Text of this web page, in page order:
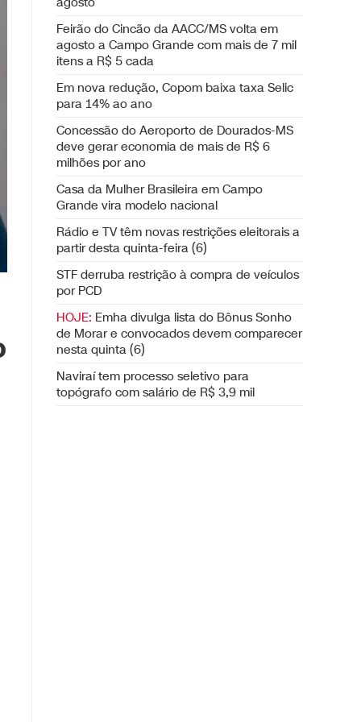
Feirão do Cincão da AACC/MS volta em
agosto a Campo Grande com mais de 7 mil
itens a R$ 5 cada
Em nova redução, Copom baixa taxa Selic
para 14% ao ano
Concessão do Aeroporto de Dourados-MS
deve gerar economia de mais de R$ 6
milhões por ano
Casa da Mulher Brasileira em Campo
Grande vira modelo nacional
Rádio e TV têm novas restrições eleitorais a
partir desta quinta-feira (6)
STF derruba restrição à compra de veículos
por PCD
HOJE: Emha divulga lista do Bônus Sonho
de Morar e convocados devem comparecer
nesta quinta (6)
Naviraí tem processo seletivo para
topógrafo com salário de R$ 3,9 mil